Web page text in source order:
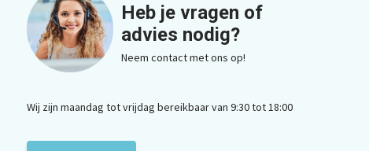
Heb je vragen of
advies nodig?
Neem contact met ons op!
Wij zijn maandag tot vrijdag bereikbaar van 9:30 tot 18:00